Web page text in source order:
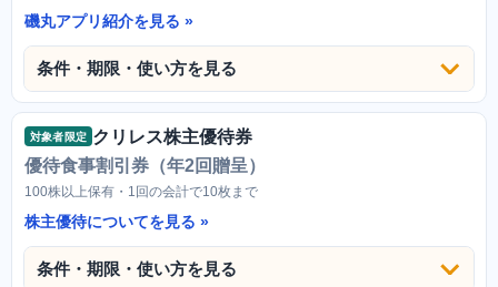
磯丸アプリ紹介を見る
条件・期限・使い方を見る
対象者限定 クリレス株主優待券
優待食事割引券（年2回贈呈）
100株以上保有・1回の会計で10枚まで
株主優待についてを見る
条件・期限・使い方を見る